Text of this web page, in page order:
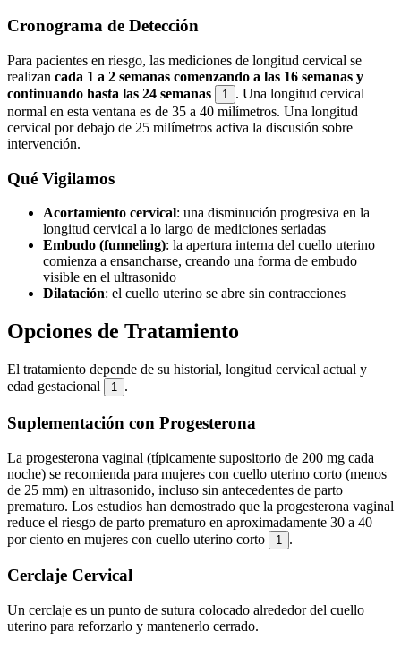
Cronograma de Detección
Para pacientes en riesgo, las mediciones de longitud cervical se
realizan cada 1 a 2 semanas comenzando a las 16 semanas y
continuando hasta las 24 semanas
1
. Una longitud cervical
normal en esta ventana es de 35 a 40 milímetros. Una longitud
cervical por debajo de 25 milímetros activa la discusión sobre
intervención.
Qué Vigilamos
Acortamiento cervical: una disminución progresiva en la
longitud cervical a lo largo de mediciones seriadas
Embudo (funneling): la apertura interna del cuello uterino
comienza a ensancharse, creando una forma de embudo
visible en el ultrasonido
Dilatación: el cuello uterino se abre sin contracciones
Opciones de Tratamiento
El tratamiento depende de su historial, longitud cervical actual y
edad gestacional
1 .
Suplementación con Progesterona
La progesterona vaginal (típicamente supositorio de 200 mg cada
noche) se recomienda para mujeres con cuello uterino corto (menos
de 25 mm) en ultrasonido, incluso sin antecedentes de parto
prematuro. Los estudios han demostrado que la progesterona vaginal
reduce el riesgo de parto prematuro en aproximadamente 30 a 40
por ciento en mujeres con cuello uterino corto
1 .
Cerclaje Cervical
Un cerclaje es un punto de sutura colocado alrededor del cuello
uterino para reforzarlo y mantenerlo cerrado.